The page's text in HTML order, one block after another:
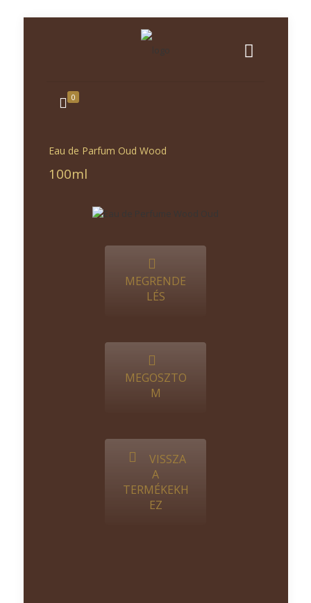
0
Eau de Parfum Oud Wood
100ml
MEGRENDE
LÉS
MEGOSZTO
M
VISSZA
A
TERMÉKEKH
EZ